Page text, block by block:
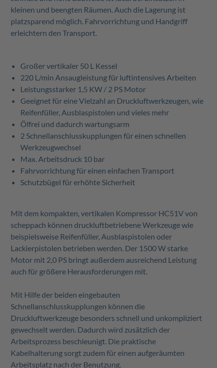
kleinen und beengten Räumen. Auch die Lagerung ist
platzsparend möglich. Fahrvorrichtung und Handgriff
erleichtern den Transport.
Großer vertikaler 50 L Kessel
220 L/min Ansaugleistung für luftintensives Arbeiten
Leistungsstarker 1,5 KW / 2 PS Motor
Geeignet für eine Vielzahl an Druckluftwerkzeugen, wie
Reifenfüller, Ausblaspistolen und vieles mehr
Ölfrei und dadurch wartungsarm
2 Schnellanschlusskupplungen für einen schnellen
Werkzeugwechsel
Max. Arbeitsdruck 10 bar
Fahrvorrichtung für einen einfachen Transport
Schutzbügel für erhöhte Sicherheit
Mit dem kompakten, vertikalen Kompressor HC51V von
scheppach können druckluftbetriebene Werkzeuge wie
beispielsweise Reifenfüller, Ausblaspistolen oder
Lackierpistolen betrieben werden. Der 1500 W starke
Motor mit 2,0 PS bringt außerdem ausreichend Leistung
auch für größere Herausforderungen mit.
Mit Hilfe der beiden eingebauten
Schnellanschlusskupplungen können die
Druckluftwerkzeuge besonders schnell und unkompliziert
gewechselt werden. Dadurch wird zusätzlich der
Arbeitsprozess beschleunigt. Die praktische
Kabelhalterung sorgt zudem für einen aufgeräumten
Arbeitsplatz nach der Benutzung.